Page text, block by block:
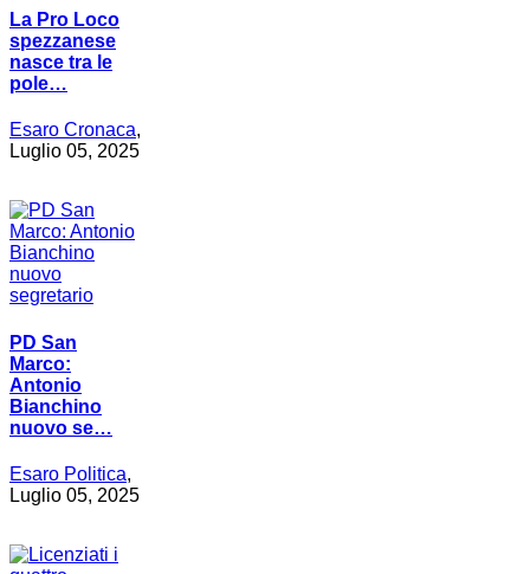
La Pro Loco
spezzanese
nasce tra le
pole…
Esaro Cronaca,
Luglio 05, 2025
PD San
Marco:
Antonio
Bianchino
nuovo se…
Esaro Politica,
Luglio 05, 2025